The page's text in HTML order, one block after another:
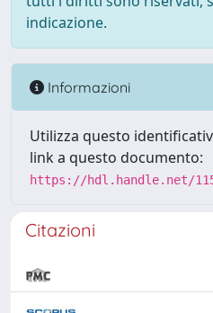
indicazione.
Informazioni
Utilizza questo
link a questo documento:
https://hdl.handle.net/
Citazioni